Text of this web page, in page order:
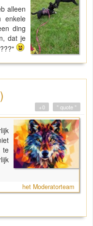
alleen
enkele
ding
dat je
" quote "
+0
te
het Moderatorteam